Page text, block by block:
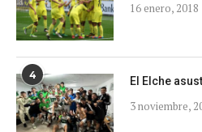
16 enero, 2018
4 El Elche
3 noviembre,